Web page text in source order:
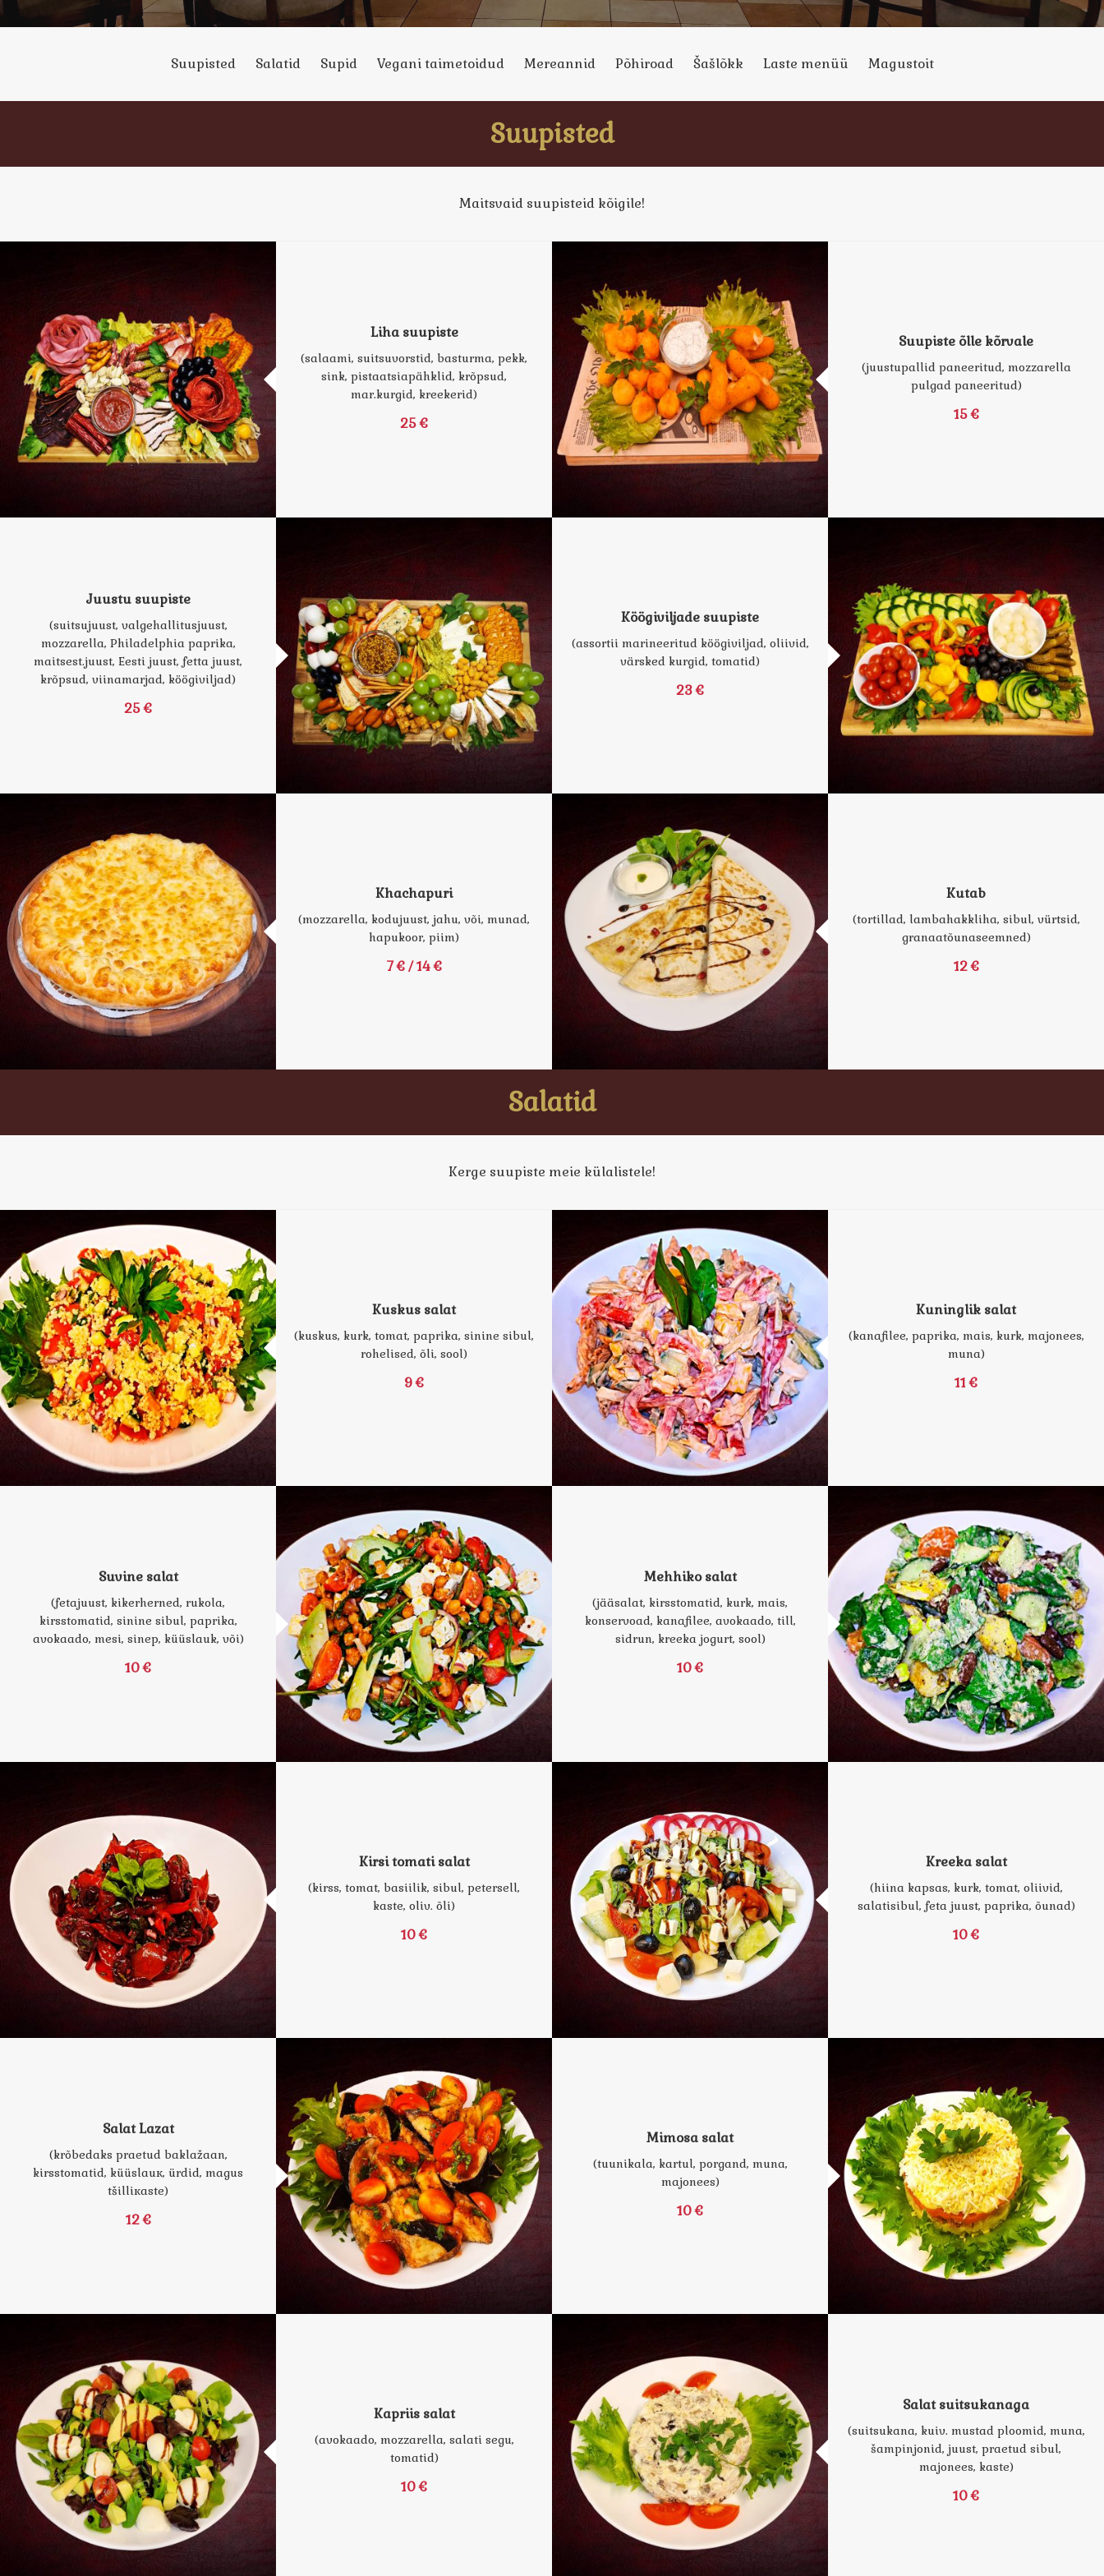
Suupisted Salatid Supid Vegani taimetoidud Mereannid Põhiroad Šašlõkk Laste menüü Magustoit
Suupisted
Maitsvaid suupisteid kõigile!
Liha suupiste
(salaami, suitsuvorstid, basturma, pekk,
sink, pistaatsiapähklid, krõpsud,
mar.kurgid, kreekerid)
25 €
Suupiste õlle kõrvale
(juustupallid paneeritud, mozzarella
pulgad paneeritud)
15 €
Juustu suupiste
(suitsujuust, valgehallitusjuust,
mozzarella, Philadelphia paprika,
maitsest.juust, Eesti juust, fetta juust,
krõpsud, viinamarjad, köögiviljad)
25 €
Köögiviljade suupiste
(assortii marineeritud köögiviljad, oliivid,
värsked kurgid, tomatid)
23 €
Khachapuri
(mozzarella, kodujuust, jahu, või, munad,
hapukoor, piim)
7 € / 14 €
Kutab
(tortillad, lambahakkliha, sibul, vürtsid,
granaatõunaseemned)
12 €
Salatid
Kerge suupiste meie külalistele!
Kuskus salat
(kuskus, kurk, tomat, paprika, sinine sibul,
rohelised, õli, sool)
9 €
Kuninglik salat
(kanafilee, paprika, mais, kurk, majonees,
muna)
11 €
Suvine salat
(fetajuust, kikerherned, rukola,
kirsstomatid, sinine sibul, paprika,
avokaado, mesi, sinep, küüslauk, või)
10 €
Mehhiko salat
(jääsalat, kirsstomatid, kurk, mais,
konservoad, kanafilee, avokaado, till,
sidrun, kreeka jogurt, sool)
10 €
Kirsi tomati salat
(kirss, tomat, basiilik, sibul, petersell,
kaste, oliv. õli)
10 €
Kreeka salat
(hiina kapsas, kurk, tomat, oliivid,
salatisibul, feta juust, paprika, õunad)
10 €
Salat Lazat
(krõbedaks praetud baklažaan,
kirsstomatid, küüslauк, ürdid, magus
tšilliкaste)
12 €
Mimosa salat
(tuunikala, kartul, porgand, muna,
majonees)
10 €
Kapriis salat
(avokaado, mozzarella, salati segu,
tomatid)
10 €
Salat suitsukanaga
(suitsukana, kuiv. mustad ploomid, muna,
šampinjonid, juust, praetud sibul,
majonees, kaste)
10 €